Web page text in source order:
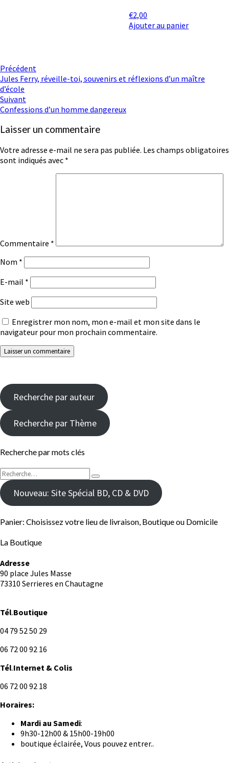
€2,00
Ajouter au panier
Navigation
d'article
Précédent
Jules Ferry, réveille-toi, souvenirs et réflexions d’un maître
d’école
Suivant
Confessions d’un homme dangereux
Laisser un commentaire
Votre adresse e-mail ne sera pas publiée. Les champs obligatoires
sont indiqués avec *
Commentaire *
Nom *
E-mail *
Site web
Enregistrer mon nom, mon e-mail et mon site dans le
navigateur pour mon prochain commentaire.
Recherche par auteur
Recherche par Thème
Recherche par mots clés
Rechercher :
Recherche
Nouveau: Site Spécial BD, CD & DVD
Panier: Choisissez votre lieu de livraison, Boutique ou Domicile
La Boutique
Adresse
90 place Jules Masse
73310 Serrieres en Chautagne
Tél.Boutique
04 79 52 50 29
06 72 00 92 16
Tél.Internet & Colis
06 72 00 92 18
Horaires:
Mardi au Samedi:
9h30-12h00 & 15h00-19h00
boutique éclairée, Vous pouvez entrer..